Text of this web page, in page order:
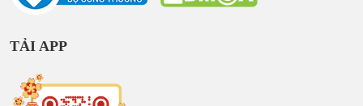
TẢI APP